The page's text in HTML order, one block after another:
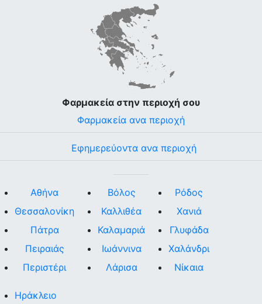
Φαρμακεία στην περιοχή σου
Φαρμακεία ανα περιοχή
Εφημερεύοντα ανα περιοχή
Αθήνα
Θεσσαλονίκη
Πάτρα
Πειραιάς
Περιστέρι
Βόλος
Καλλιθέα
Καλαμαριά
Ιωάννινα
Λάρισα
Ρόδος
Χανιά
Γλυφάδα
Χαλάνδρι
Νίκαια
Ηράκλειο